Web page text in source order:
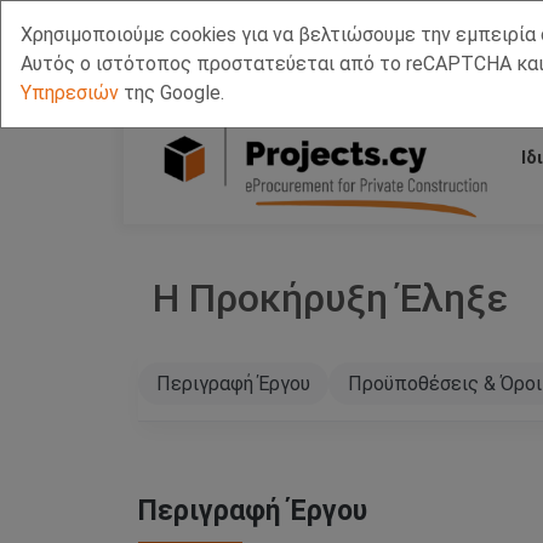
Χρησιμοποιούμε cookies για να βελτιώσουμε την
Αυτός ο ιστότοπος προστατεύεται από το reCAPTCHA και
Υπηρεσιών της Google.
Call UsFacebookLinkedInViber Chat +357 97443393
WhatsApp Chat
Η Προκήρυξη Έληξε
Περιγραφή Έργου Προϋποθέσεις & Όροι
Περιγραφή Έργου